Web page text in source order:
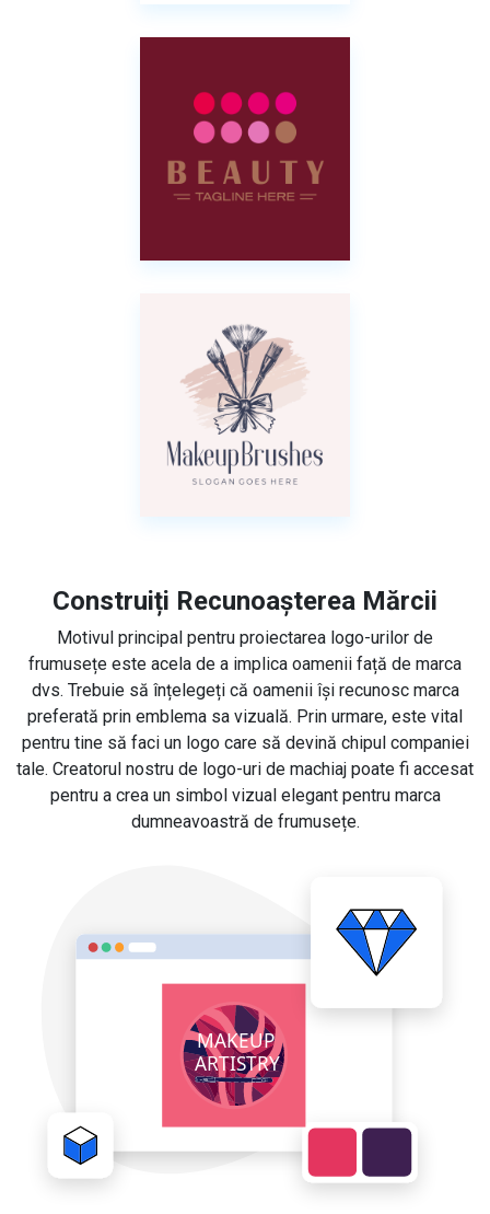
Construiți Recunoașterea Mărcii
Motivul principal pentru proiectarea logo-urilor de
frumusețe este acela de a implica oamenii față de marca
dvs. Trebuie să înțelegeți că oamenii își recunosc marca
preferată prin emblema sa vizuală. Prin urmare, este vital
pentru tine să faci un logo care să devină chipul companiei
tale. Creatorul nostru de logo-uri de machiaj poate fi accesat
pentru a crea un simbol vizual elegant pentru marca
dumneavoastră de frumusețe.